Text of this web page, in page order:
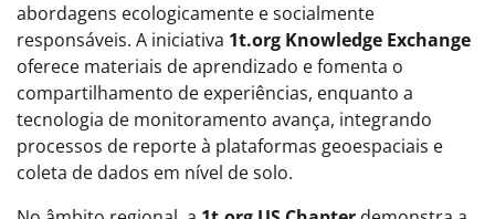
abordagens ecologicamente e socialmente
responsáveis. A iniciativa 1t.org Knowledge Exchange
oferece materiais de aprendizado e fomenta o
compartilhamento de experiências, enquanto a
tecnologia de monitoramento avança, integrando
processos de reporte à plataformas geoespaciais e
coleta de dados em nível de solo.